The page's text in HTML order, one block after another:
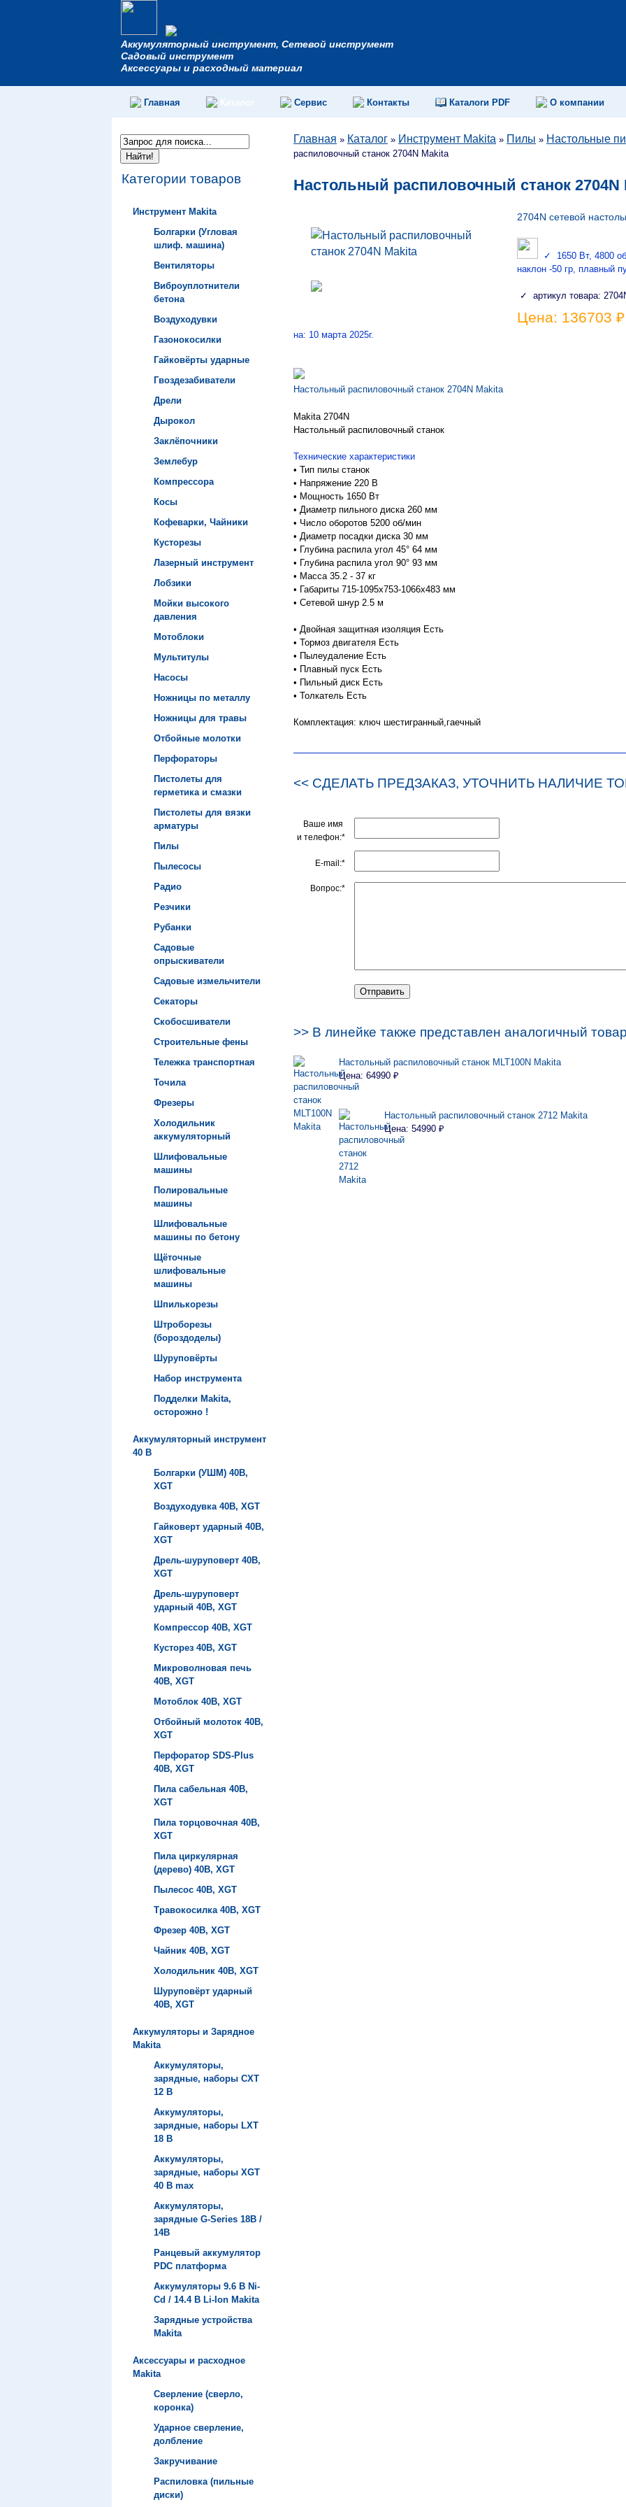
Аккумуляторный инструмент, Сетевой инструмент
Садовый инструмент
Аксессуары и расходный материал
Главная Сервис Контакты Каталоги PDF О компании
Категории товаров
Инструмент Makita
Болгарки (Угловая
шлиф. машина)
Вентиляторы
Виброуплотнители
бетона
Воздуходувки
Газонокосилки
Гайковёрты ударные
Гвоздезабиватели
Дрели
Дырокол
Заклёпочники
Землебур
Компрессора
Косы
Кофеварки, Чайники
Кусторезы
Лазерный инструмент
Лобзики
Мойки высокого
давления
Мотоблоки
Мультитулы
Насосы
Ножницы по металлу
Ножницы для травы
Отбойные молотки
Перфораторы
Пистолеты для
герметика и смазки
Пистолеты для вязки
арматуры
Пилы
Пылесосы
Радио
Резчики
Рубанки
Садовые
опрыскиватели
Садовые измельчители
Секаторы
Скобосшиватели
Строительные фены
Тележка транспортная
Точила
Фрезеры
Холодильник
аккумуляторный
Шлифовальные
машины
Полировальные
машины
Шлифовальные
машины по бетону
Щёточные
шлифовальные
машины
Шпилькорезы
Штроборезы
(бороздоделы)
Шуруповёрты
Набор инструмента
Подделки Makita,
осторожно !
Аккумуляторный инструмент
40 B
Болгарки (УШМ) 40B,
XGT
Воздуходувка 40B, XGT
Гайковерт ударный 40B,
XGT
Дрель-шуруповерт 40B,
XGT
Дрель-шуруповерт
ударный 40B, XGT
Компрессор 40B, XGT
Кусторез 40B, XGT
Микроволновая печь
40B, XGT
Мотоблок 40B, XGT
Отбойный молоток 40B,
XGT
Перфоратор SDS-Plus
40B, XGT
Пила сабельная 40B,
XGT
Пила торцовочная 40B,
XGT
Пила циркулярная
(дерево) 40B, XGT
Пылесос 40B, XGT
Травокосилка 40B, XGT
Фрезер 40B, XGT
Чайник 40B, XGT
Холодильник 40B, XGT
Шуруповёрт ударный
40B, XGT
Аккумуляторы и Зарядное
Makita
Аккумуляторы,
зарядные, наборы СXT
12 В
Аккумуляторы,
зарядные, наборы LXT
18 В
Аккумуляторы,
зарядные, наборы XGT
40 В max
Аккумуляторы,
зарядные G-Series 18В /
14В
Ранцевый аккумулятор
PDC платформа
Аккумуляторы 9.6 В Ni-
Cd / 14.4 В Li-Ion Makita
Зарядные устройства
Мakita
Аксессуары и расходное
Makita
Сверление (сверло,
коронка)
Ударное сверление,
долбление
Закручивание
Распиловка (пильные
диски)
Главная » Каталог » Инструмент Makita » Пилы » Настольные
распиловочный станок 2704N Makita
Настольный распиловочный станок 2704N
2704N сетевой
✓ 1650 Вт, 4800
наклон -50 гр, плавный
✓ артикул товара:
Цена: 136703 ₽
на: 10 марта 2025г.
Настольный распиловочный станок 2704N Makita
Makita 2704N
Настольный распиловочный станок
Технические характеристики
• Тип пилы станок
• Напряжение 220 В
• Мощность 1650 Вт
• Диаметр пильного диска 260 мм
• Число оборотов 5200 об/мин
• Диаметр посадки диска 30 мм
• Глубина распила угол 45° 64 мм
• Глубина распила угол 90° 93 мм
• Масса 35.2 - 37 кг
• Габариты 715-1095x753-1066x483 мм
• Сетевой шнур 2.5 м
• Двойная защитная изоляция Есть
• Тормоз двигателя Есть
• Пылеудаление Есть
• Плавный пуск Есть
• Пильный диск Есть
• Толкатель Есть
Комплектация: ключ шестигранный,гаечный
<< СДЕЛАТЬ ПРЕДЗАКАЗ, УТОЧНИТЬ НАЛИЧИЕ
Ваше имя
и телефон:*
E-mail:*
Вопрос:*
>> В линейке также представлен аналогичный
Настольный распиловочный станок MLT100N Makita
Цена: 64990 ₽
Настольный распиловочный станок 2712 Makita
Цена: 54990 ₽